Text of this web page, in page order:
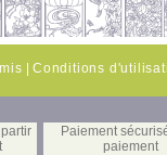
Conditions
Paiement
paiement